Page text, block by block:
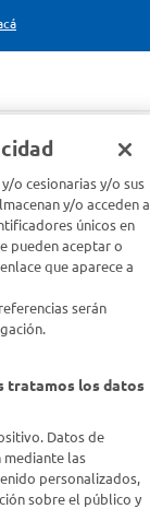
antes
ENVIAR
o cesionarias y/o sus
y/o acceden a
únicos en
pueden aceptar o
que aparece a
serán
tratamos los datos
Datos de
mediante las
personalizados,
sobre el público y